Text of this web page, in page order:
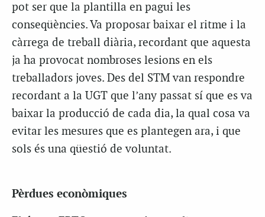
pot ser que la plantilla en pagui les
conseqüències. Va proposar baixar el ritme i la
càrrega de treball diària, recordant que aquesta
ja ha provocat nombroses lesions en els
treballadors joves. Des del STM van respondre
recordant a la UGT que l’any passat sí que es va
baixar la producció de cada dia, la qual cosa va
evitar les mesures que es plantegen ara, i que
sols és una qüestió de voluntat.
Pèrdues econòmiques